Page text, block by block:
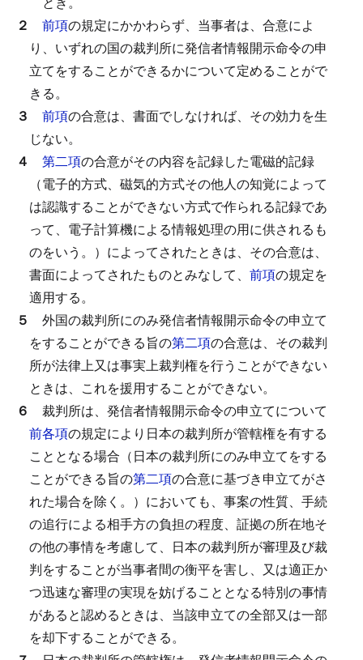
２ 前項の規定にかかわらず、当事者は、合意によ
り、いずれの国の裁判所に発信者情報開示命令の申
立てをすることができるかについて定めることがで
きる。
３ 前項の合意は、書面でしなければ、その効力を生
じない。
４ 第二項の合意がその内容を記録した電磁的記録
（電子的方式、磁気的方式その他人の知覚によって
は認識することができない方式で作られる記録であ
って、電子計算機による情報処理の用に供されるも
のをいう。）によってされたときは、その合意は、
書面によってされたものとみなして、 前項の規定を
適用する。
５ 外国の裁判所にのみ発信者情報開示命令の申立て
をすることができる旨の第二項の合意は、その裁判
所が法律上又は事実上裁判権を行うことができない
ときは、これを援用することができない。
６ 裁判所は、発信者情報開示命令の申立てについて
前各項の規定により日本の裁判所が管轄権を有する
こととなる場合（日本の裁判所にのみ申立てをする
ことができる旨の第二項の合意に基づき申立てがさ
れた場合を除く。）においても、事案の性質、手続
の追行による相手方の負担の程度、証拠の所在地そ
の他の事情を考慮して、日本の裁判所が審理及び裁
判をすることが当事者間の衡平を害し、又は適正か
つ迅速な審理の実現を妨げることとなる特別の事情
があると認めるときは、当該申立ての全部又は一部
を却下することができる。